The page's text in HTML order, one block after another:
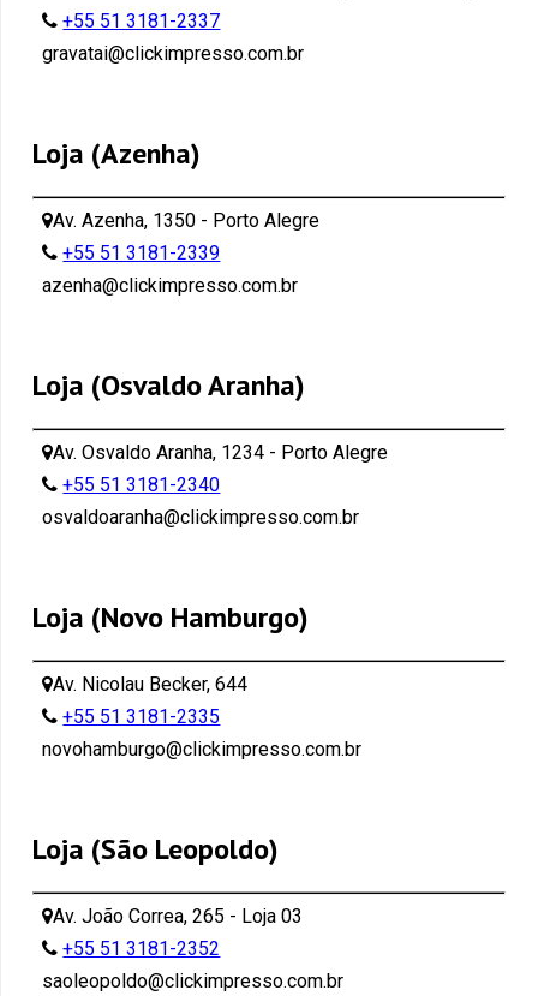
+55 51 3181-2337
gravatai@clickimpresso.com.br
Loja (Azenha)
Av. Azenha, 1350 - Porto Alegre
+55 51 3181-2339
azenha@clickimpresso.com.br
Loja (Osvaldo Aranha)
Av. Osvaldo Aranha, 1234 - Porto Alegre
+55 51 3181-2340
osvaldoaranha@clickimpresso.com.br
Loja (Novo Hamburgo)
Av. Nicolau Becker, 644
+55 51 3181-2335
novohamburgo@clickimpresso.com.br
Loja (São Leopoldo)
Av. João Correa, 265 - Loja 03
+55 51 3181-2352
saoleopoldo@clickimpresso.com.br